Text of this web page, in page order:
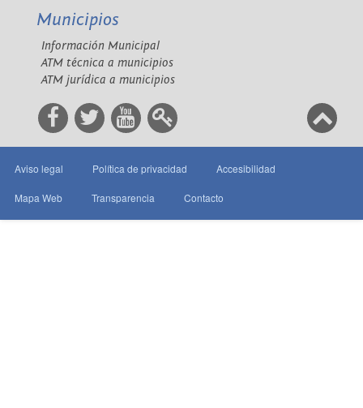
Municipios
Información Municipal
ATM técnica a municipios
ATM jurídica a municipios
Aviso legal Política de privacidad Accesibilidad
Mapa Web Transparencia Contacto